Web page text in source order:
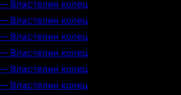
Властелин колец
Властелин колец
Властелин колец
Властелин колец
Властелин колец
Властелин колец